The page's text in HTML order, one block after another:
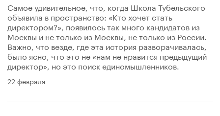
Самое удивительное, что, когда Школа Тубельского
объявила в пространство: «Кто хочет стать
директором?», появилось так много кандидатов из
Москвы и не только из Москвы, не только из России.
Важно, что везде, где эта история разворачивалась,
было ясно, что это не «нам не нравится предыдущий
директор», но это поиск единомышленников.
22 февраля